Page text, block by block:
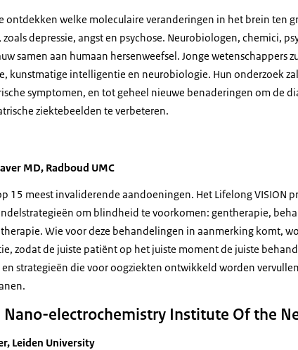
ontdekken welke moleculaire veranderingen in het brein ten
depressie, angst en psychose. Neurobiologen, chemici,
samen aan humaan hersenweefsel. Jonge wetenschappers
kunstmatige intelligentie en neurobiologie. Hun onderzoek
symptomen, en tot geheel nieuwe benaderingen om de
ziektebeelden te verbeteren.
MD, Radboud UMC
15 meest invaliderende aandoeningen. Het Lifelong VISION
om blindheid te voorkomen: gentherapie,
Wie voor deze behandelingen in aanmerking komt,
zodat de juiste patiënt op het juiste moment de juiste
strategieën die voor oogziekten ontwikkeld worden
Nano-electrochemistry Institute Of the
Leiden University